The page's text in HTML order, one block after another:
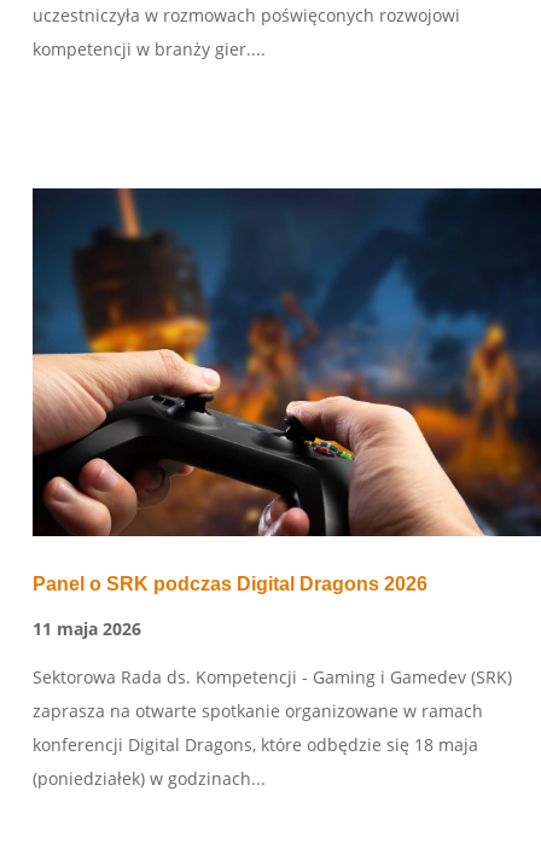
uczestniczyła w rozmowach poświęconych rozwojowi
kompetencji w branży gier....
Panel o SRK podczas Digital Dragons 2026
11 maja 2026
Sektorowa Rada ds. Kompetencji - Gaming i Gamedev (SRK)
zaprasza na otwarte spotkanie organizowane w ramach
konferencji Digital Dragons, które odbędzie się 18 maja
(poniedziałek) w godzinach...